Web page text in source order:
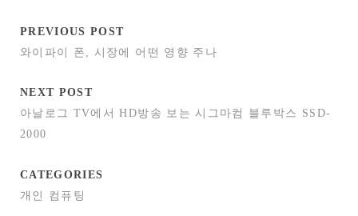
PREVIOUS POST
와이파이 폰, 시장에 어떤 영향 주나
NEXT POST
아날로그 TV에서 HD방송 보는 시그마컴 블루박스 SSD-
2000
CATEGORIES
개인 컴퓨팅